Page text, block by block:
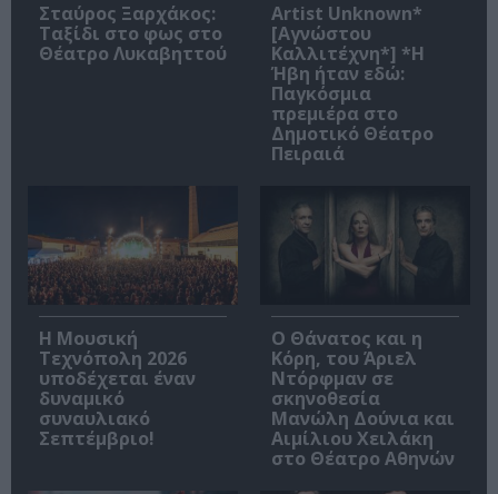
Σταύρος Ξαρχάκος:
Ταξίδι στο φως στο
Θέατρο Λυκαβηττού
Artist Unknown*
[Αγνώστου
Καλλιτέχνη*] *Η
Ήβη ήταν εδώ:
Παγκόσμια
πρεμιέρα στο
Δημοτικό Θέατρο
Πειραιά
Η Μουσική
Τεχνόπολη 2026
υποδέχεται έναν
δυναμικό
συναυλιακό
Σεπτέμβριο!
Ο Θάνατος και η
Κόρη, του Άριελ
Ντόρφμαν σε
σκηνοθεσία
Μανώλη Δούνια και
Αιμίλιου Χειλάκη
στο Θέατρο Αθηνών